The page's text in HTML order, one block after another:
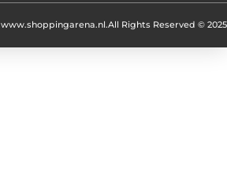
All Rights Reserved © 2025
www.shoppingarena.nl.